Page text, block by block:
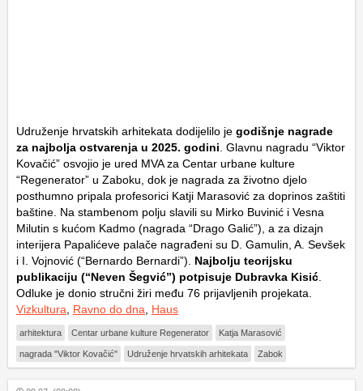
Udruženje hrvatskih arhitekata dodijelilo je godišnje nagrade
za najbolja ostvarenja u 2025. godini. Glavnu nagradu “Viktor
Kovačić” osvojio je ured MVA za Centar urbane kulture
“Regenerator” u Zaboku, dok je nagrada za životno djelo
posthumno pripala profesorici Katji Marasović za doprinos zaštiti
baštine. Na stambenom polju slavili su Mirko Buvinić i Vesna
Milutin s kućom Kadmo (nagrada “Drago Galić”), a za dizajn
interijera Papalićeve palače nagrađeni su D. Gamulin, A. Sevšek
i I. Vojnović (“Bernardo Bernardi”). Najbolju teorijsku
publikaciju (“Neven Šegvić”) potpisuje Dubravka Kisić.
Odluke je donio stručni žiri među 76 prijavljenih projekata.
Vizkultura, Ravno do dna, Haus
arhitektura Centar urbane kulture Regenerator Katja Marasović
nagrada "Viktor Kovačić" Udruženje hrvatskih arhitekata Zabok